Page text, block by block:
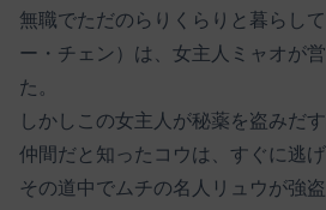
無職でただのらりくらりと暮らし
ー・チェン）は、女主人ミャオが
た。
しかしこの女主人が秘薬を盗みだ
仲間だと知ったコウは、すぐに逃げ
その道中でムチの名人リュウが強